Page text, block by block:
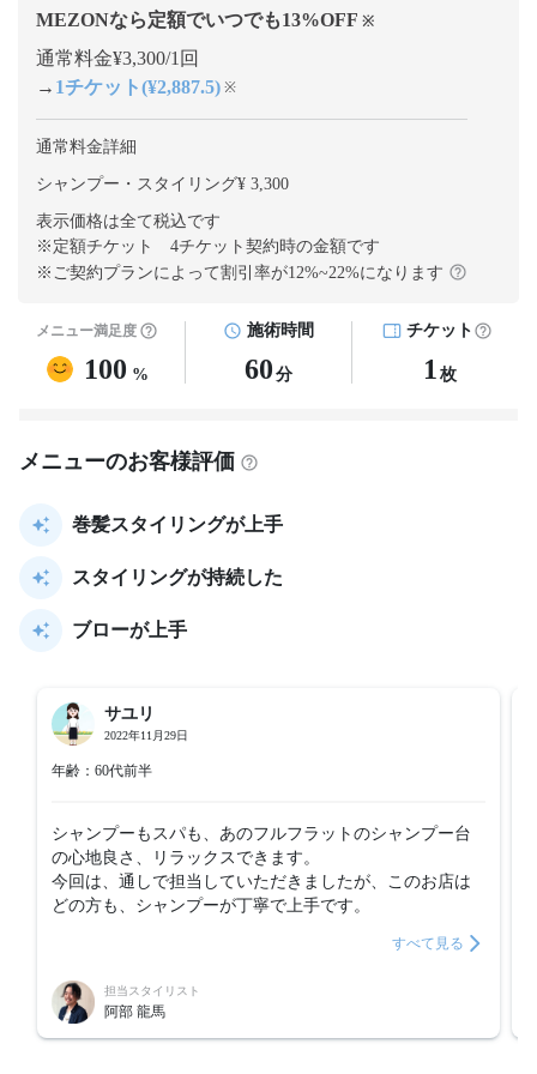
MEZONなら定額でいつでも13%OFF ※
通常料金¥3,300/1回
→ 1チケット(¥2,887.5) ※
通常料金詳細
シャンプー・スタイリング¥ 3,300
表示価格は全て税込です
※定額チケット 4チケット契約時の金額です
※ご契約プランによって割引率が12%~22%になります
メニュー満足度
100 %
施術時間
60 分
チケット
1 枚
メニューのお客様評価
巻髪スタイリングが上手
スタイリングが持続した
ブローが上手
サユリ
2022年11月29日
年齢：60代前半
シャンプーもスパも、あのフルフラットのシャンプー台
の心地良さ、リラックスできます。
今回は、通しで担当していただきましたが、このお店は
どの方も、シャンプーが丁寧で上手です。
すべて見る
担当スタイリスト
阿部 龍馬